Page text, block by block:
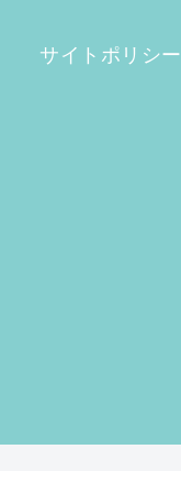
サイトポリシー